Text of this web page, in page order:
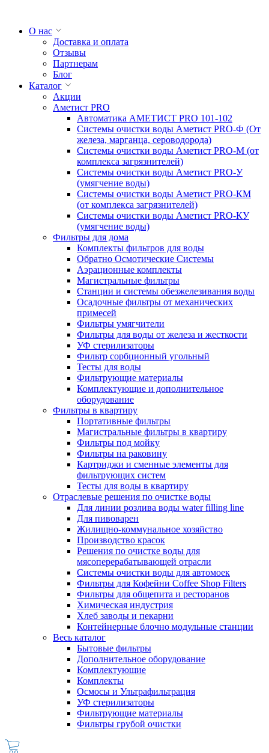
О нас
Доставка и оплата
Отзывы
Партнерам
Блог
Каталог
Акции
Аметист PRO
Автоматика АМЕТИСТ PRO 101-102
Системы очистки воды Аметист PRO-Ф (От
железа, марганца, сероводорода)
Системы очистки воды Аметист PRO-M (от
комплекса загрязнителей)
Системы очистки воды Аметист PRO-У
(умягчение воды)
Системы очистки воды Аметист PRO-КM
(от комплекса загрязнителей)
Системы очистки воды Аметист PRO-КУ
(умягчение воды)
Фильтры для дома
Комплекты фильтров для воды
Обратно Осмотические Системы
Аэрационные комплекты
Магистральные фильтры
Станции и системы обезжелезивания воды
Осадочные фильтры от механических
примесей
Фильтры умягчители
Фильтры для воды от железа и жесткости
УФ стерилизаторы
Фильтр сорбционный угольный
Тесты для воды
Фильтрующие материалы
Комплектующие и дополнительное
оборудование
Фильтры в квартиру
Портативные фильтры
Магистральные фильтры в квартиру
Фильтры под мойку
Фильтры на раковину
Картриджи и сменные элементы для
фильтрующих систем
Тесты для воды в квартиру
Отраслевые решения по очистке воды
Для линии розлива воды water filling line
Для пивоварен
Жилищно-коммунальное хозяйство
Производство красок
Решения по очистке воды для
мясоперерабатывающей отрасли
Системы очистки воды для автомоек
Фильтры для Кофейни Coffee Shop Filters
Фильтры для общепита и ресторанов
Химическая индустрия
Хлеб заводы и пекарни
Контейнерные блочно модульные станции
Весь каталог
Бытовые фильтры
Дополнительное оборудование
Комплектующие
Комплекты
Осмосы и Ультрафильтрация
УФ стерилизаторы
Фильтрующие материалы
Фильтры грубой очистки